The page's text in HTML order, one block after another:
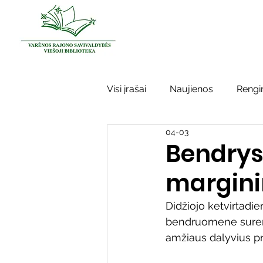
Visi įrašai Naujienos
Kraštotyros darbai
Sidabrinės bitės Garbės
Vinco Krėvės-Mickevičiaus
04-03
Didžiojo
bendruomene
amžiaus dalyvius